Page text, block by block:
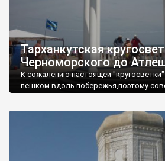
Тарханкутская
Черноморского до
К сожалению настоящей
пешком вдоль побережья,поэтому